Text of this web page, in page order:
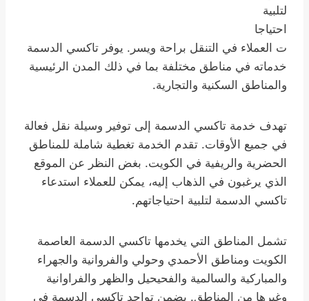
لتلبية
احتياجا
ت العملاء في التنقل براحة ويسر. يوفر تاكسي الدسمة
خدماته في مناطق مختلفة بما في ذلك المدن الرئيسية
والمناطق السكنية والتجارية.
تهدف خدمة تاكسي الدسمة إلى توفير وسيلة نقل فعالة
في جميع الأوقات. تقدم الخدمة تغطية شاملة للمناطق
الحضرية والريفية في الكويت. بغض النظر عن الموقع
الذي يرغبون في الذهاب إليه، يمكن للعملاء استدعاء
تاكسي الدسمة لتلبية احتياجاتهم.
تشمل المناطق التي يخدمها تاكسي الدسمة العاصمة
الكويت ومناطق الأحمدي وحولي والفروانية والجهراء
والمباركية والسالمية والفحيحيل والظهر والفراوانية
وغيرها من المناطق. يضمن تواجد تاكسي الدسمة في